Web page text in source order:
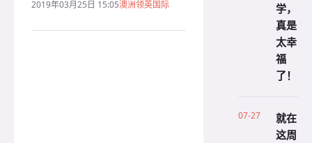
2019年03月25日 15:05澳洲领英国际
学，
真是
太幸
福
了！
07-27
就在
这周